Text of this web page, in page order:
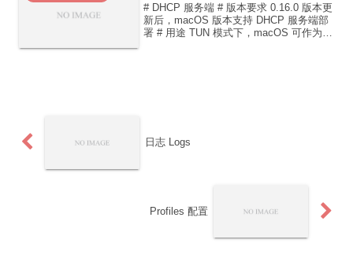
# DHCP 服务端 # 版本要求 0.16.0 版本更
新后，macOS 版本支持 DHCP 服务端部
署 # 用途 TUN 模式下，macOS 可作为局
日志 Logs
Profiles 配置